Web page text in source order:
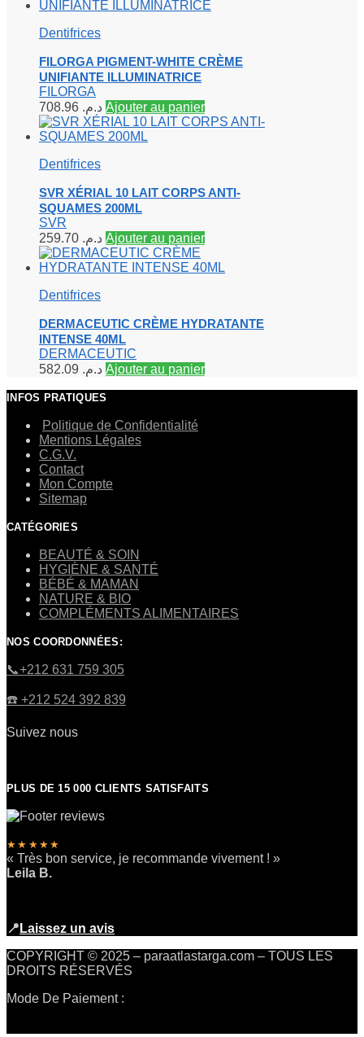
Dentifrices
FILORGA PIGMENT-WHITE CRÈME
UNIFIANTE ILLUMINATRICE
FILORGA
د.م. Ajouter au panier
Dentifrices
SVR XÉRIAL 10 LAIT CORPS ANTI-
SQUAMES 200ML
SVR
د.م. Ajouter au panier
Dentifrices
DERMACEUTIC CRÈME HYDRATANTE
INTENSE 40ML
DERMACEUTIC
د.م. Ajouter au panier
INFOS PRATIQUES
Politique de Confidentialité
Mentions Légales
C.G.V.
Contact
Mon Compte
Sitemap
CATÉGORIES
BEAUTÉ & SOIN
HYGIÈNE & SANTÉ
BÉBÉ & MAMAN
NATURE & BIO
COMPLÉMENTS ALIMENTAIRES
NOS COORDONNÉES:
​📞+212 631 759 305
☎️​ +212 524 392 839
Suivez nous
PLUS DE 15 000 CLIENTS SATISFAITS
★★★★★
« Très bon service, je recommande vivement ! »
Leila B.
📍 Laissez un avis
COPYRIGHT © 2025 – paraatlastarga.com – TOUS LES
DROITS RÉSERVÉS
Mode De Paiement :